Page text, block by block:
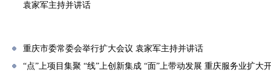
袁家军主持并讲话
重庆市委常委会举行扩大会议 袁家军主持并讲话
“点”上项目集聚 “线”上创新集成 “面”上带动发展 重庆服务业扩大